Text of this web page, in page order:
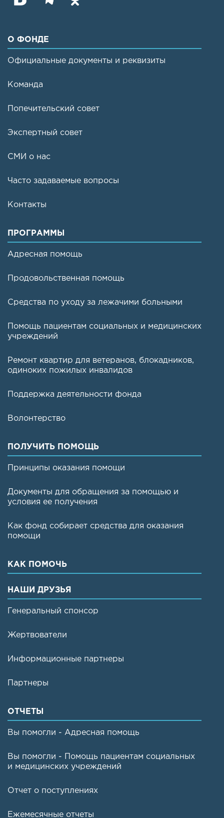
О ФОНДЕ
Официальные документы и реквизиты
Команда
Попечительский совет
Экспертный совет
СМИ о нас
Часто задаваемые вопросы
Контакты
ПРОГРАММЫ
Адресная помощь
Продовольственная помощь
Средства по уходу за лежачими больными
Помощь пациентам социальных и медицинских
учреждений
Ремонт квартир для ветеранов, блокадников,
одиноких пожилых инвалидов
Поддержка деятельности фонда
Волонтерство
ПОЛУЧИТЬ ПОМОЩЬ
Принципы оказания помощи
Документы для обращения за помощью и
условия ее получения
Как фонд собирает средства для оказания
помощи
КАК ПОМОЧЬ
НАШИ ДРУЗЬЯ
Генеральный спонсор
Жертвователи
Информационные партнеры
Партнеры
ОТЧЕТЫ
Вы помогли - Адресная помощь
Вы помогли - Помощь пациентам социальных
и медицинских учреждений
Отчет о поступлениях
Ежемесячные отчеты